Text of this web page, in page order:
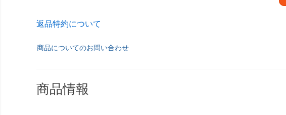
返品特約について
商品についてのお問い合わせ
商品情報